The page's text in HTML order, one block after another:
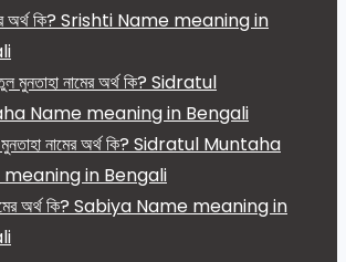
অর্থ কি? Srishti Name meaning in
মুনতাহা নামের অর্থ কি? Sidratul Muntaha
in Bengali
অর্থ কি? Sabiya Name meaning in